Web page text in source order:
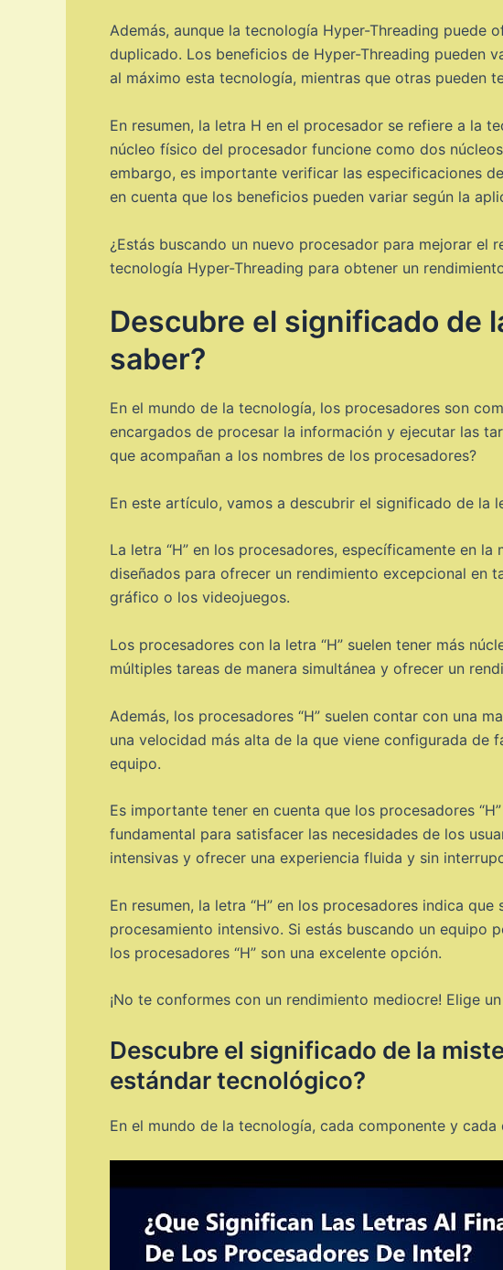
Además, aunque la tecnología Hyper-Threading puede
duplicado. Los beneficios de Hyper-Threading pueden
al máximo esta tecnología, mientras que otras pueden
En resumen, la letra H en el procesador se refiere a la
núcleo físico del procesador funcione como dos
embargo, es importante verificar las especificaciones
en cuenta que los beneficios pueden variar según la
¿Estás buscando un nuevo procesador para mejorar el
tecnología Hyper-Threading para obtener un
Descubre el significado de
saber?
En el mundo de la tecnología, los procesadores son
encargados de procesar la información y ejecutar las
que acompañan a los nombres de los procesadores?
En este artículo, vamos a descubrir el significado de la
La letra “H” en los procesadores, específicamente en
diseñados para ofrecer un rendimiento excepcional en
gráfico o los videojuegos.
Los procesadores con la letra “H” suelen tener más
múltiples tareas de manera simultánea y ofrecer un
Además, los procesadores “H” suelen contar con una
una velocidad más alta de la que viene configurada de
equipo.
Es importante tener en cuenta que los procesadores
fundamental para satisfacer las necesidades de los
intensivas y ofrecer una experiencia fluida y sin
En resumen, la letra “H” en los procesadores indica
procesamiento intensivo. Si estás buscando un
los procesadores “H” son una excelente opción.
¡No te conformes con un rendimiento mediocre! Elige
Descubre el significado de la
estándar tecnológico?
En el mundo de la tecnología, cada componente y